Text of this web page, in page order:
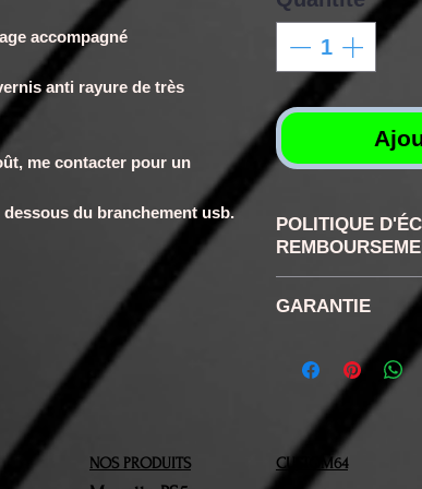
accompagné
anti rayure de très
me contacter pour un
du branchement usb.
POLITIQUE
disposez
de rétractation
la réception
retour ne sera
n'aurons pas
Vous devrez
GARANTIE
NOS PRODUITS CUSTOM64